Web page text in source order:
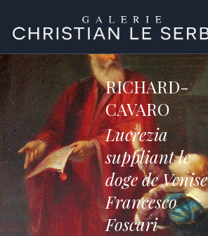
ACCUEIL
ŒUVRES
GALERIE
CONTACT
SEARCH SITE
RICHARD-
CAVARO
Lucrezia
suppliant le
doge de Venise
Francesco
Foscari